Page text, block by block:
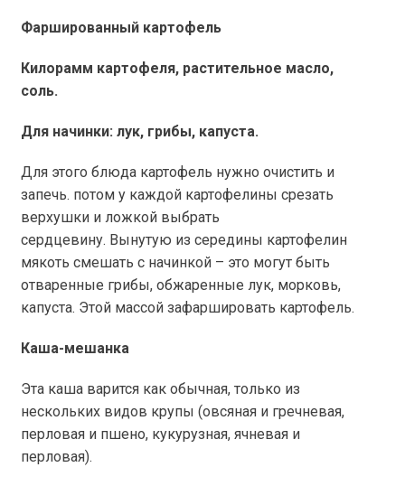
Фаршированный картофель
Килорамм картофеля, растительное масло,
соль.
Для начинки: лук, грибы, капуста.
Для этого блюда картофель нужно очистить и
запечь. потом у каждой картофелины срезать
верхушки и ложкой выбрать
сердцевину. Вынутую из середины картофелин
мякоть смешать с начинкой – это могут быть
отваренные грибы, обжаренные лук, морковь,
капуста. Этой массой зафаршировать картофель.
Каша-мешанка
Эта каша варится как обычная, только из
нескольких видов крупы (овсяная и гречневая,
перловая и пшено, кукурузная, ячневая и
перловая).